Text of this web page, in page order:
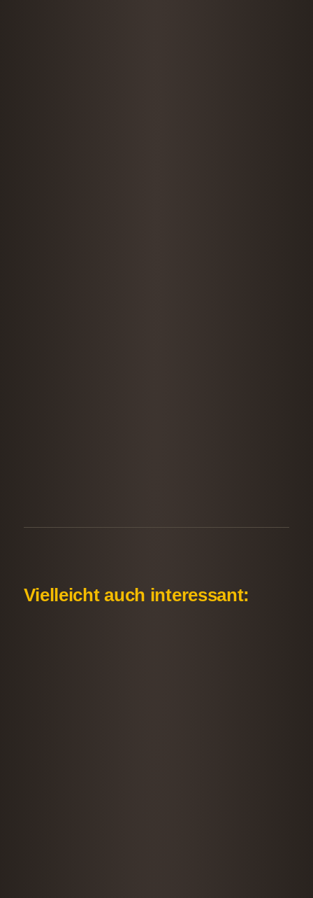
Vielleicht auch interessant: